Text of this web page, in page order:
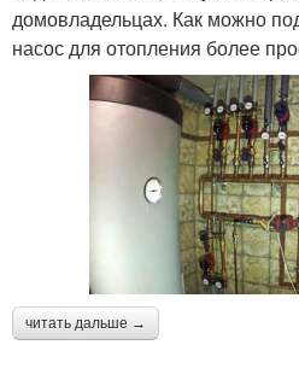
домовладельцах. Как можно
насос для отопления более
читать дальше →